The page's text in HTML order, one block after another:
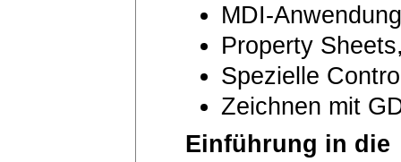
MDI-
Property
Spezielle
Zeichnen mit
Einführung in die